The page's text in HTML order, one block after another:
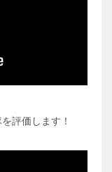
評価します！